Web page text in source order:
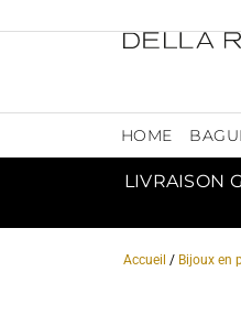
HOME
LIVRAISON
Accueil / Bijoux en